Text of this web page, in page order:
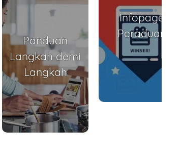
Panduan
Langkah demi
Langkah
Infopage
Peraduan